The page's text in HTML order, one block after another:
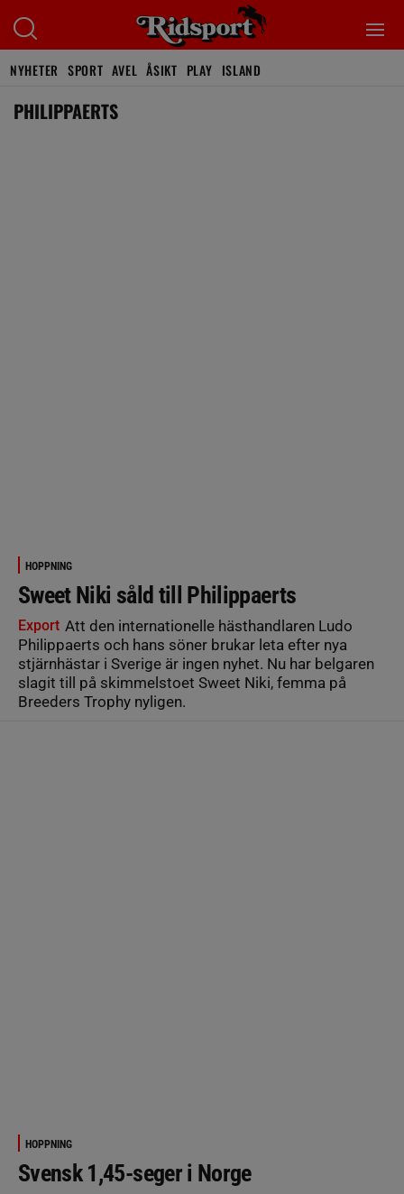
NYHETER SPORT AVEL ÅSIKT PLAY ISLAND
PHILIPPAERTS
HOPPNING
Sweet Niki såld till Philippaerts
Export Att den internationelle hästhandlaren Ludo
Philippaerts och hans söner brukar leta efter nya
stjärnhästar i Sverige är ingen nyhet. Nu har belgaren
slagit till på skimmelstoet Sweet Niki, femma på
Breeders Trophy nyligen.
HOPPNING
Svensk 1,45-seger i Norge